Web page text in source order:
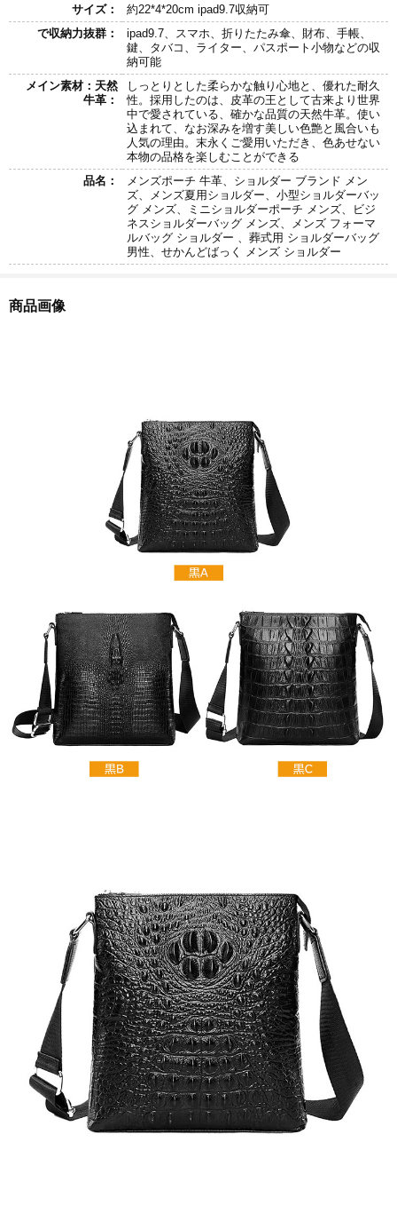
サイズ：
約22*4*20cm ipad9.7収納可
で収納力抜群：
ipad9.7、スマホ、折りたたみ傘、財布、手帳、
鍵、タバコ、ライター、パスポート小物などの収
納可能
メイン素材：天然
牛革：
しっとりとした柔らかな触り心地と、優れた耐久
性。採用したのは、皮革の王として古来より世界
中で愛されている、確かな品質の天然牛革。使い
込まれて、なお深みを増す美しい色艶と風合いも
人気の理由。末永くご愛用いただき、色あせない
本物の品格を楽しむことができる
品名：
メンズポーチ 牛革、ショルダー ブランド メン
ズ、メンズ夏用ショルダー、小型ショルダーバッ
グ メンズ、ミニショルダーポーチ メンズ、ビジ
ネスショルダーバッグ メンズ、メンズ フォーマ
ルバッグ ショルダー 、葬式用 ショルダーバッグ
男性、せかんどばっく メンズ ショルダー
商品画像